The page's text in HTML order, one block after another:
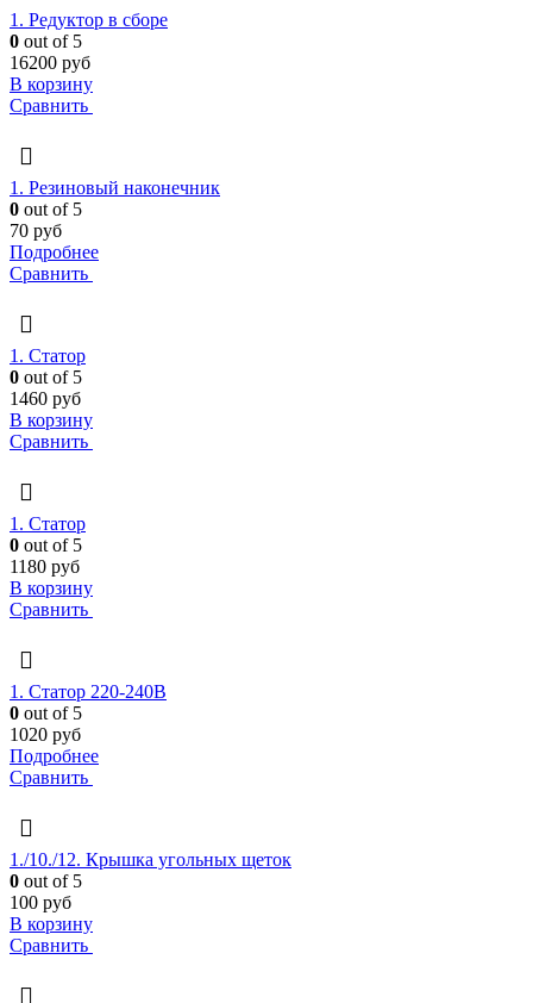
1. Редуктор в сборе
0 out of 5
16200 руб
В корзину
Сравнить
1. Резиновый наконечник
0 out of 5
70 руб
Подробнее
Сравнить
1. Статор
0 out of 5
1460 руб
В корзину
Сравнить
1. Статор
0 out of 5
1180 руб
В корзину
Сравнить
1. Статор 220-240В
0 out of 5
1020 руб
Подробнее
Сравнить
1./10./12. Крышка угольных щеток
0 out of 5
100 руб
В корзину
Сравнить